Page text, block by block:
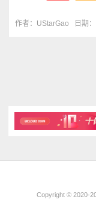
作者：UStarGao 日期
Copyright © 2020-